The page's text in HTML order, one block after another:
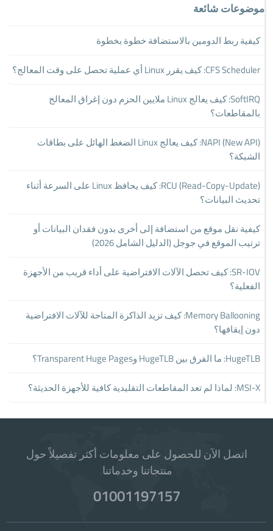
موضوعات شائعة
كيفية ربط الدومين بالاستضافة خطوة بخطوة
CFS Scheduler: كيف يقرر Linux أي عملية تحصل على وقت المعالج؟
SoftIRQ: كيف يعالج Linux ملايين الحزم دون إغراق المعالج
بالمقاطعات؟
NAPI (New API): كيف يعالج Linux الضغط الهائل على بطاقات
الشبكة؟
RCU (Read-Copy-Update): كيف يحافظ Linux على السرعة أثناء
تحديث البيانات؟
كيفية نقل موقع من استضافة إلى أخرى بدون فقدان البيانات أو
ترتيب الموقع في جوجل (الدليل الشامل 2026)
SR-IOV: كيف تحصل الآلات الافتراضية على أداء قريب من الأجهزة
الفعلية؟
Memory Ballooning: كيف تزيد الذاكرة المتاحة للآلات الافتراضية
دون إيقافها؟
HugeTLB: ما الفرق بين HugeTLB وTransparent Huge Pages؟
MSI-X: لماذا لم تعد المقاطعات التقليدية كافية للأجهزة الحديثة؟
اتصل الآن للحصول على معلومات أكثر تفصيلاً حول
منتجاتنا وخدماتنا.
01001197157